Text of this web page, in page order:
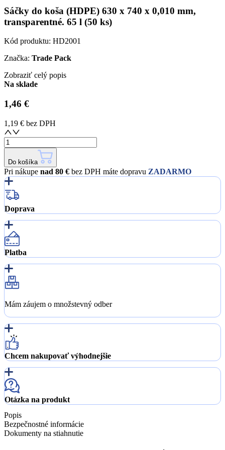
Sáčky do koša (HDPE) 630 x 740 x 0,010 mm,
transparentné. 65 l (50 ks)
Kód produktu: HD2001
Značka: Trade Pack
Zobraziť celý popis
Na sklade
1,46 €
1,19 € bez DPH
Do košíka
Pri nákupe nad 80 € bez DPH máte dopravu ZADARMO
Doprava
Platba
Mám záujem o množstevný odber
Chcem nakupovať výhodnejšie
Otázka na produkt
Popis
Bezpečnostné informácie
Dokumenty na stiahnutie